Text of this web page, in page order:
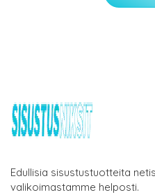
Edullisia sisustustuotteita
valikoimastamme helposti.